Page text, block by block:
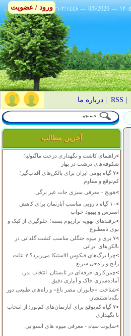
٢١/٢/١٤٤٨ --- 8/6/2026 ---
RSS
|درباره ما
آخرین مطالب
>راهنمای کاشت و نگهداری درخت ماگنولیا؛
شکوفه‌های درشت در بهار
>
۷ گیاه بومی ایران برای بالکن‌های آفتاب‌گیر؛
کم‌توقع و مقاوم
>هویج - معرفی سبزی جات غیر برگی
>
۱۰ گیاه دارویی مناسب آپارتمان برای کاهش
استرس و بهبود خواب
>ترفندهای تهویه تراریوم بسته؛ جلوگیری از کپک و
بوی نامطبوع
>
۷ بری و میوه جنگلی مناسب کشت گلدانی در
بالکن‌های ایرانی
>
چرا برگ‌های فیکوس الاستیکا می‌ریزد؟ ۷ علت
رایج و راه‌حل سریع
>چمن‌کاری حرفه‌ای در تابستان: انتخاب بذر،
آماده‌سازی خاک و آبیاری دقیق
>شناخت «جانوران مضر باغ» و راه‌های طبیعی دور
نگه‌داشتنشان
>
۷ گیاه کم‌توقع برای آپارتمان‌های کم‌نور؛ از انتخاب
تا نگهداری
>ساپوت سیاه - معرفی میوه های استوایی
ورود / عضویت